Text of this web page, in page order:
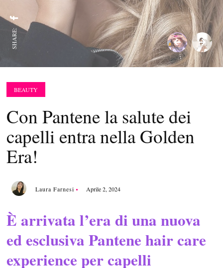
SHARE:
BEAUTY
Con Pantene la salute dei
capelli entra nella Golden
Era!
Laura Farnesi Aprile 2, 2024
È arrivata l’era di una nuova
ed esclusiva Pantene hair care
experience per capelli